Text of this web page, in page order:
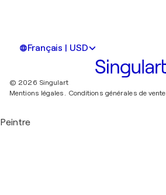
Français | USD
© 2026 Singulart
Mentions légales. Conditions générales de vente
Peintre